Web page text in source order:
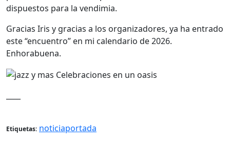
dispuestos para la vendimia.
Gracias Iris y gracias a los organizadores, ya ha entrado
este “encuentro” en mi calendario de 2026.
Enhorabuena.
Etiquetas: noticiaportada